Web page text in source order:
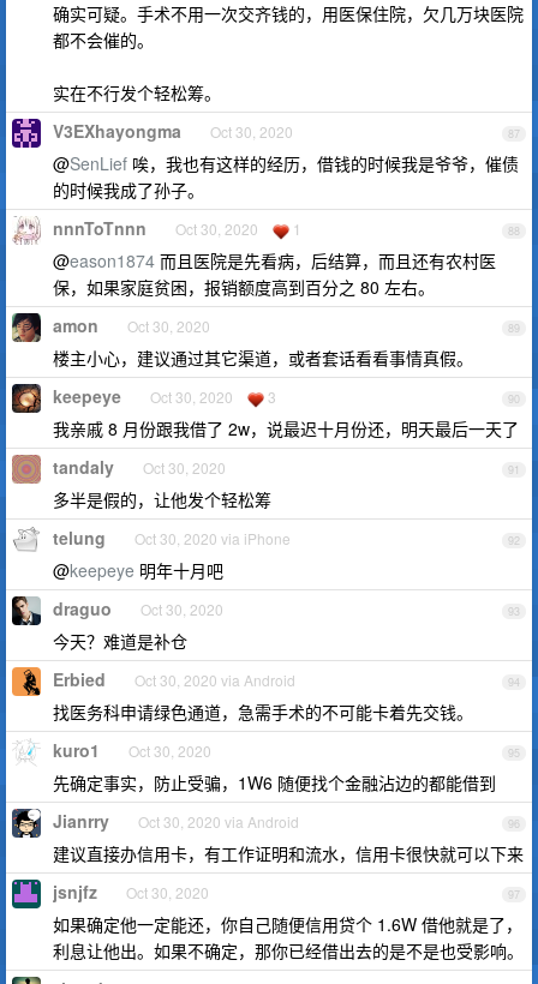
确实可疑。手术不用一次交齐钱的，用医保住院，欠几万块医院
都不会催的。
实在不行发个轻松筹。
87
V3EXhayongma Oct 30, 2020
@SenLief 唉，我也有这样的经历，借钱的时候我是爷爷，催债
的时候我成了孙子。
88
nnnToTnnn Oct 30, 2020 1
@eason1874 而且医院是先看病，后结算，而且还有农村医
保，如果家庭贫困，报销额度高到百分之 80 左右。
89
amon Oct 30, 2020
楼主小心，建议通过其它渠道，或者套话看看事情真假。
90
keepeye Oct 30, 2020 3
我亲戚 8 月份跟我借了 2w，说最迟十月份还，明天最后一天了
91
tandaly Oct 30, 2020
多半是假的，让他发个轻松筹
92
telung Oct 30, 2020 via iPhone
@keepeye 明年十月吧
93
draguo Oct 30, 2020
今天？难道是补仓
94
Erbied Oct 30, 2020 via Android
找医务科申请绿色通道，急需手术的不可能卡着先交钱。
95
kuro1 Oct 30, 2020
先确定事实，防止受骗，1W6 随便找个金融沾边的都能借到
96
Jianrry Oct 30, 2020 via Android
建议直接办信用卡，有工作证明和流水，信用卡很快就可以下来
97
jsnjfz Oct 30, 2020
如果确定他一定能还，你自己随便信用贷个 1.6W 借他就是了，
利息让他出。如果不确定，那你已经借出去的是不是也受影响。